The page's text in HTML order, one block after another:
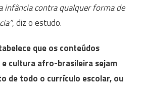
infância contra qualquer forma de
, diz o estudo.
que os conteúdos
cultura afro-brasileira sejam
de todo o currículo escolar, ou